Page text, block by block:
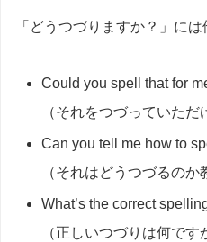
「どうつづりますか？」に
Could you spell that for
（それをつづっていただ
Can you tell me how to
（それはどうつづるのか
What’s the correct
（正しいつづりは何です